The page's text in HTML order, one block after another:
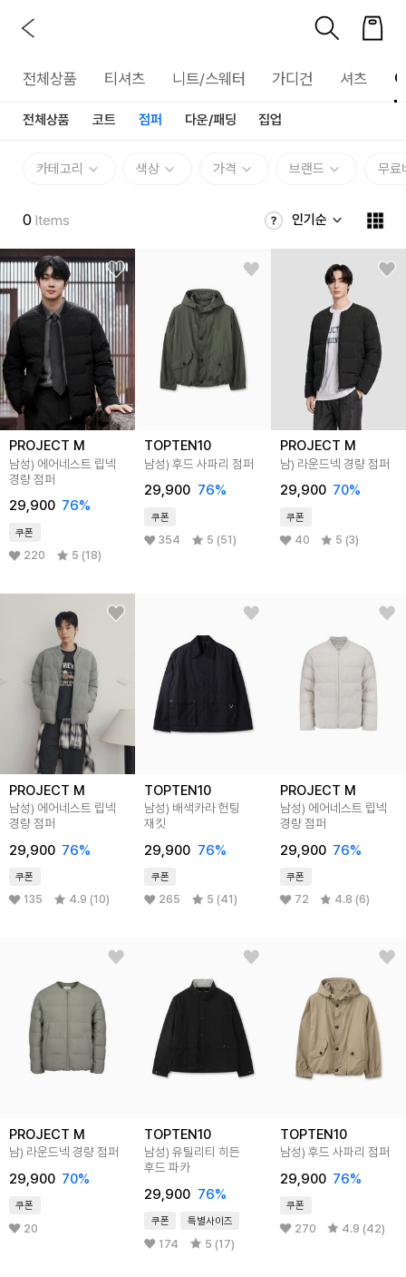
전체상품 티셔츠 니트/스웨터 가디건 셔츠
전체상품 코트 점퍼 다운/패딩 집업
카테고리 색상 가격 브랜드 무료
0 Items 인기순
PROJECT M
남성) 에어네스트 립넥
경량 점퍼
29,900 76%
쿠폰
220 5 (18)
TOPTEN10
남성) 후드 사파리 점퍼
29,900 76%
쿠폰
354 5 (51)
PROJECT M
남) 라운드넥 경량 점퍼
29,900 70%
쿠폰
40 5 (3)
PROJECT M
남성) 에어네스트 립넥
경량 점퍼
29,900 76%
쿠폰
135 4.9 (10)
TOPTEN10
남성) 배색카라 헌팅
재킷
29,900 76%
쿠폰
265 5 (41)
PROJECT M
남성) 에어네스트 립넥
경량 점퍼
29,900 76%
쿠폰
72 4.8 (6)
PROJECT M
남) 라운드넥 경량 점퍼
29,900 70%
쿠폰
20
TOPTEN10
남성) 유틸리티 히든
후드 파카
29,900 76%
쿠폰 특별사이즈
174 5 (17)
TOPTEN10
남성) 후드 사파리 점퍼
29,900 76%
쿠폰
270 4.9 (42)